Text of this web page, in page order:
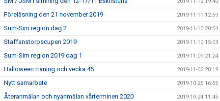
Föreläsning den 21 november 2019 2019-11-11 12:59
Sum-Sim region dag 2 2019-11-10 20:54
Staffanstorpscupen 2019 2019-11-10 15:03
Sum-Sim region 2019 dag 1 2019-11-09 21:24
Halloween träning och vecka 45 2019-11-02 20:19
Nytt samarbete 2019-10-25 16:55
Återanmälan och nyanmälan vårterminen 2020 2019-10-24 11:45